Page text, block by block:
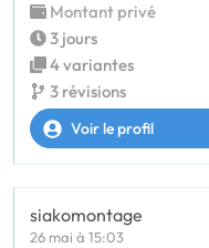
Montant privé
3 jours
4 variantes
3 révisions
Voir le profil
siakomontage
26 mai à 15:03